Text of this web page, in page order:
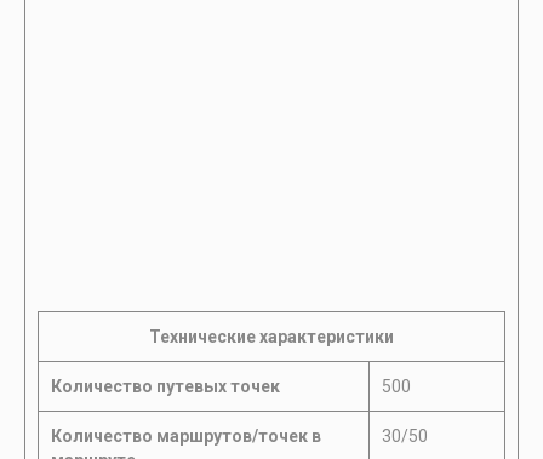
Технические характеристики
Количество путевых точек 500
Количество маршрутов/точек в
30/50